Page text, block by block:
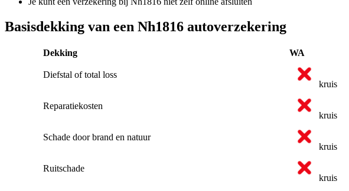
Basisdekking van een Nh1816 autoverzekering
Dekking WA
Diefstal of total loss
kruis
Reparatiekosten
kruis
Schade door brand en natuur
kruis
Ruitschade
kruis